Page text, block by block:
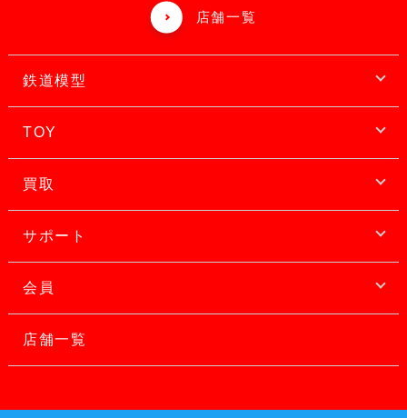
店舗一覧
鉄道模型
TOY
買取
サポート
会員
店舗一覧